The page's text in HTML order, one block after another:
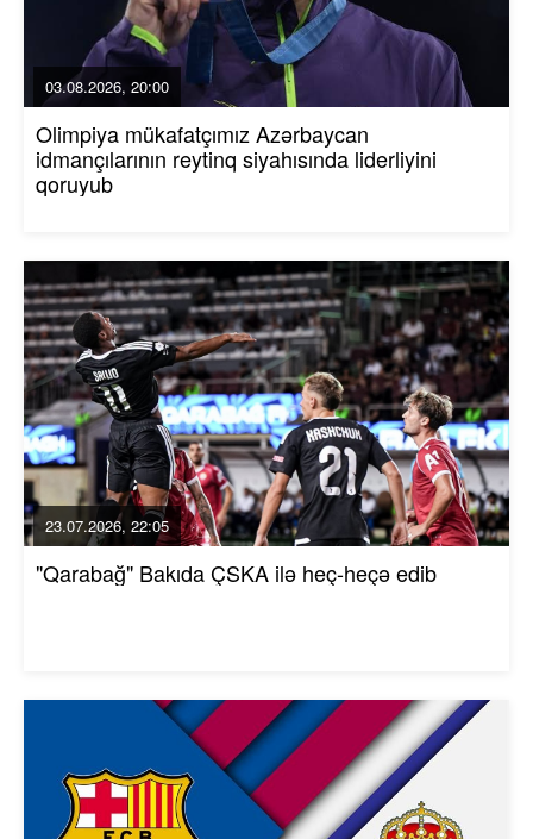
03.08.2026, 20:00
Olimpiya mükafatçımız Azərbaycan
idmançılarının reytinq siyahısında liderliyini
qoruyub
23.07.2026, 22:05
"Qarabağ" Bakıda ÇSKA ilə heç-heçə edib